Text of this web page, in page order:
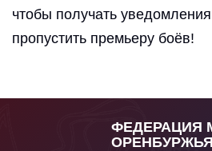
чтобы получать
пропустить премьеру боёв!
ФЕДЕРАЦИЯ
ОРЕНБУРЖЬЯ